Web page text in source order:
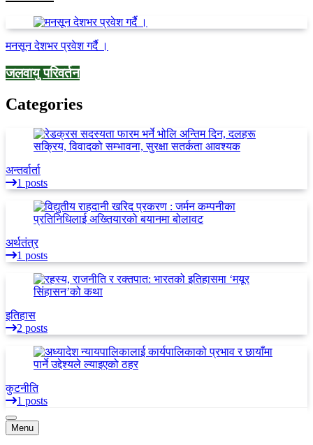
मनसून देशभर प्रवेश गर्दै ।
जलवायु परिवर्तन
Categories
अन्तर्वार्ता
1 posts
अर्थतंत्र
1 posts
इतिहास
2 posts
कुटनीति
1 posts
Menu